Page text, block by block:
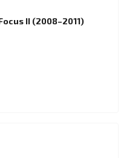
II (2008–2011)